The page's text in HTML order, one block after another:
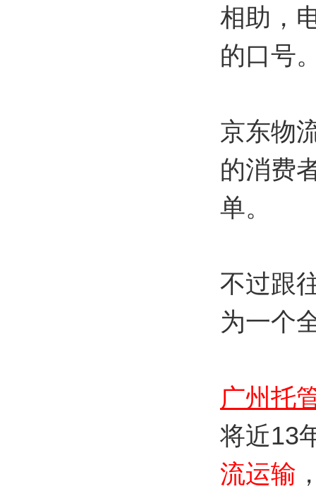
相助，
的口号
京东物
的消费
单。
不过跟
为一个
广州托
将近13
流运输